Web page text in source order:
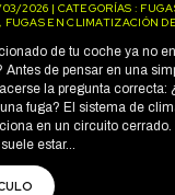
2026 | CATEGORÍAS :
EN CLIMATIZACIÓN
de tu coche ya no
de pensar en una
la pregunta correcta:
fuga? El sistema de
en un circuito cerrado.
estar...